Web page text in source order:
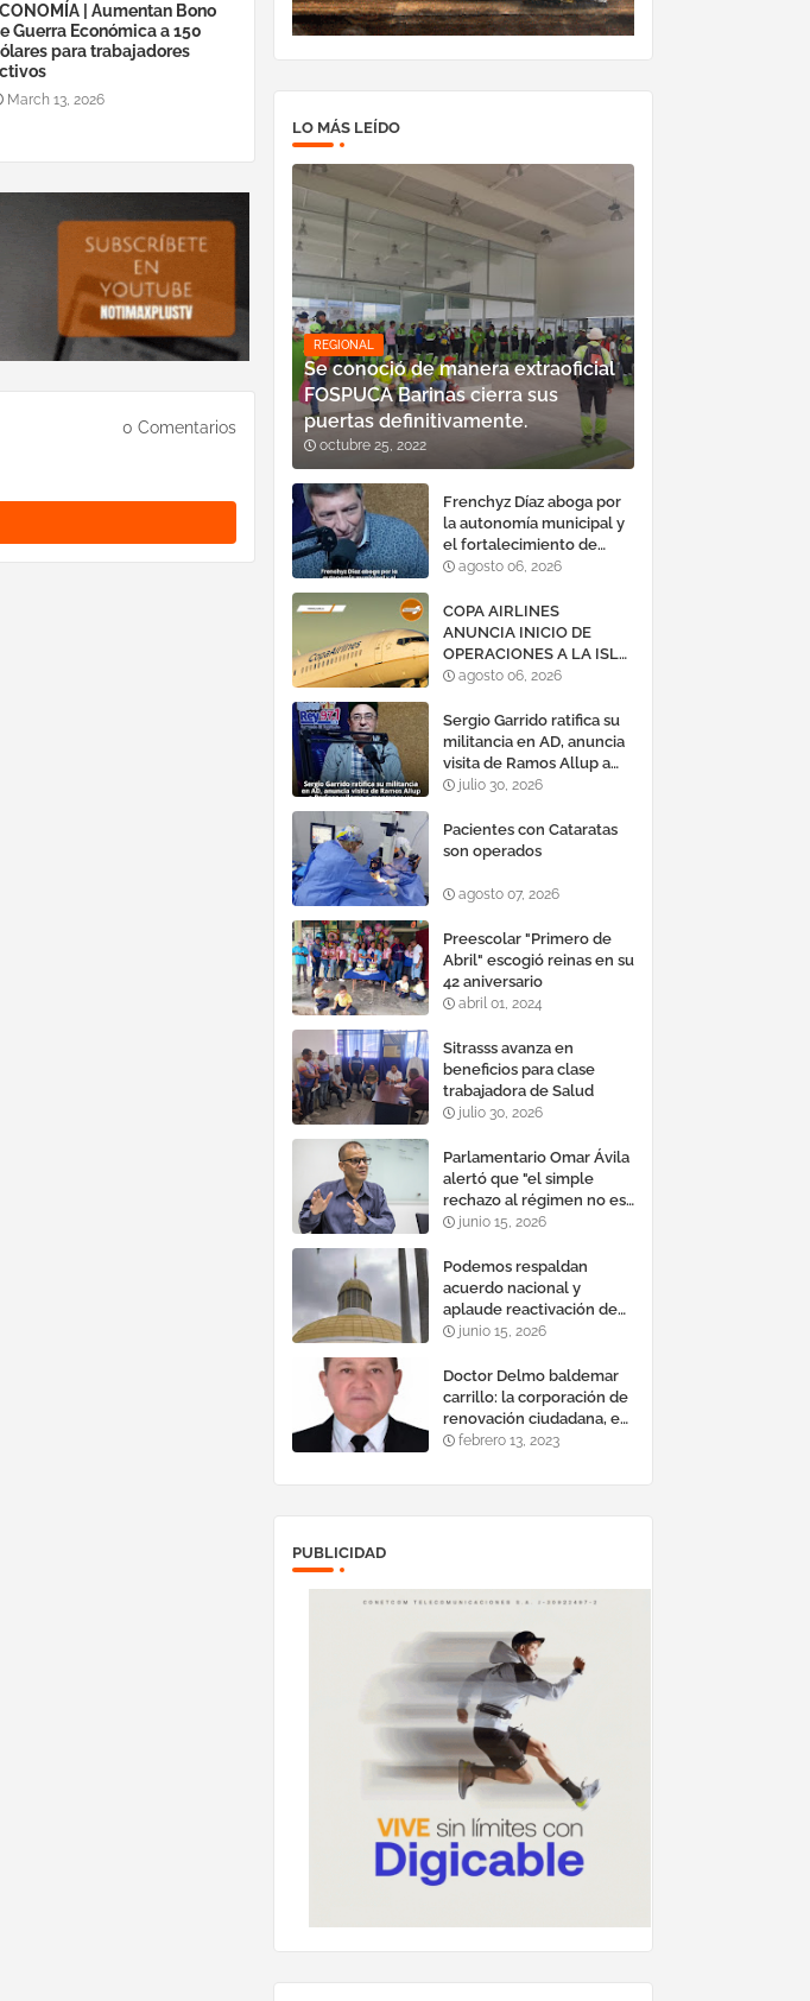
| Aumentan Bono
Guerra Económica a 150
para trabajadores
March 13, 2026
0 Comentarios
LO MÁS LEÍDO
REGIONAL
Se conoció de manera extraoficial
FOSPUCA Barinas cierra sus
puertas definitivamente.
octubre 25, 2022
Frenchyz Díaz aboga por
la autonomía municipal y
el fortalecimiento de
servicios públicos
agosto 06, 2026
COPA AIRLINES
ANUNCIA INICIO DE
OPERACIONES A LA ISLA
DE MARGARITA,
agosto 06, 2026
Sergio Garrido ratifica su
militancia en AD, anuncia
visita de Ramos Allup a
Barinas y llama a
cauteloso»
julio 30, 2026
Pacientes con Cataratas
son operados
agosto 07, 2026
Preescolar "Primero de
Abril" escogió reinas en su
42 aniversario
abril 01, 2024
Sitrasss avanza en
beneficios para clase
trabajadora de Salud
julio 30, 2026
Parlamentario Omar Ávila
alertó que "el simple
rechazo al régimen no es
suficiente para lograr un
efectivo"
junio 15, 2026
Podemos respaldan
acuerdo nacional y
aplaude reactivación de
Tocoma con la
megavatios al sistema
eléctrico nacional
junio 15, 2026
Doctor Delmo baldemar
carrillo: la corporación de
renovación ciudadana, es
un banco mundial de
febrero 13, 2023
PUBLICIDAD